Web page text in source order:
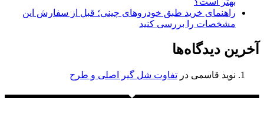
راهنمای خرید طبق خودروهای چینی؛ قبل از سفارش این
مشخصات را بررسی کنید
آخرین دیدگاه‌ها
نوید قاسمی در تفاوت شل گیر اصلی و طرح